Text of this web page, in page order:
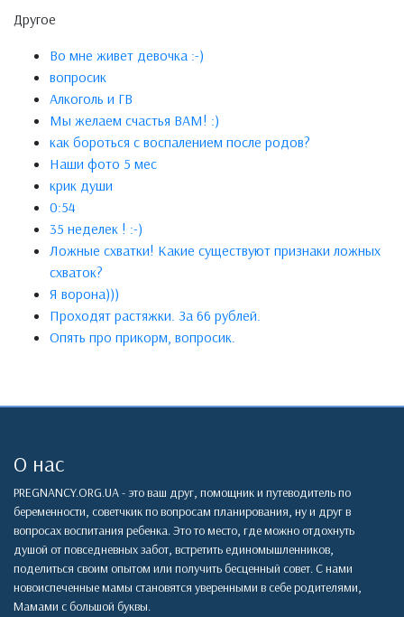
Другое
Во мне живет девочка :-)
вопросик
Алкоголь и ГВ
Мы желаем счастья ВАМ! :)
как бороться с воспалением после родов?
Наши фото 5 мес
крик души
0:54
35 неделек ! :-)
Ложные схватки! Какие существуют признаки ложных
схваток?
Я ворона)))
Проходят растяжки. За 66 рублей.
Опять про прикорм, вопросик.
О нас
PREGNANCY.ORG.UA - это ваш друг, помощник и путеводитель по
беременности, советчкик по вопросам планирования, ну и друг в
вопросах воспитания ребенка. Это то место, где можно отдохнуть
душой от повседневных забот, встретить единомышленников,
поделиться своим опытом или получить бесценный совет. С нами
новоиспеченные мамы становятся уверенными в себе родителями,
Мамами с большой буквы.